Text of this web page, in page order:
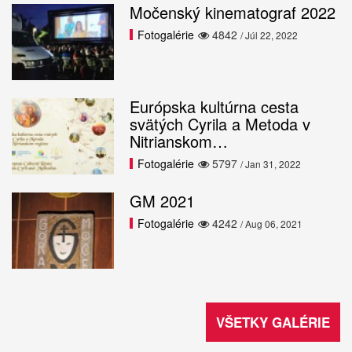
Močenský kinematograf 2022
4842
Fotogalérie / Júl 22, 2022
Európska kultúrna cesta
svätých Cyrila a Metoda v
Nitrianskom…
5797
Fotogalérie / Jan 31, 2022
GM 2021
4242
Fotogalérie / Aug 06, 2021
VŠETKY GALÉRIE